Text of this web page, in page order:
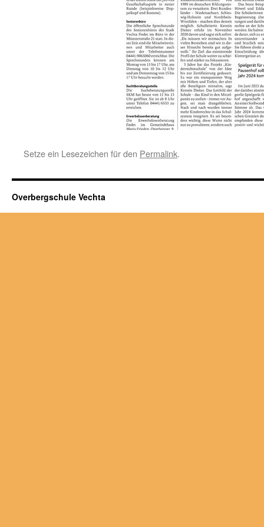
Setze ein Lesezeichen für den Permalink.
Overbergschule Vechta